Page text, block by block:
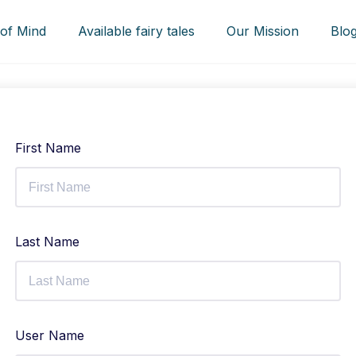
Mind Available fairy tales Our Mission
First Name
Last Name
User Name